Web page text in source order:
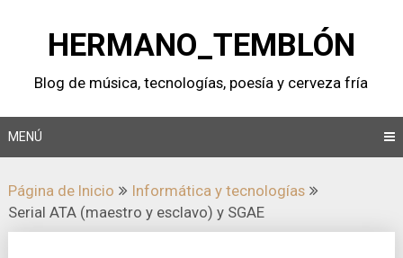
contenidoHERMANO_TEMBLÓN
Blog de música, tecnologí­as, poesí­a y cerveza frí­a
MENÚ
Página de Inicio
Informática y tecnologí­as
Serial ATA (maestro y esclavo) y SGAE